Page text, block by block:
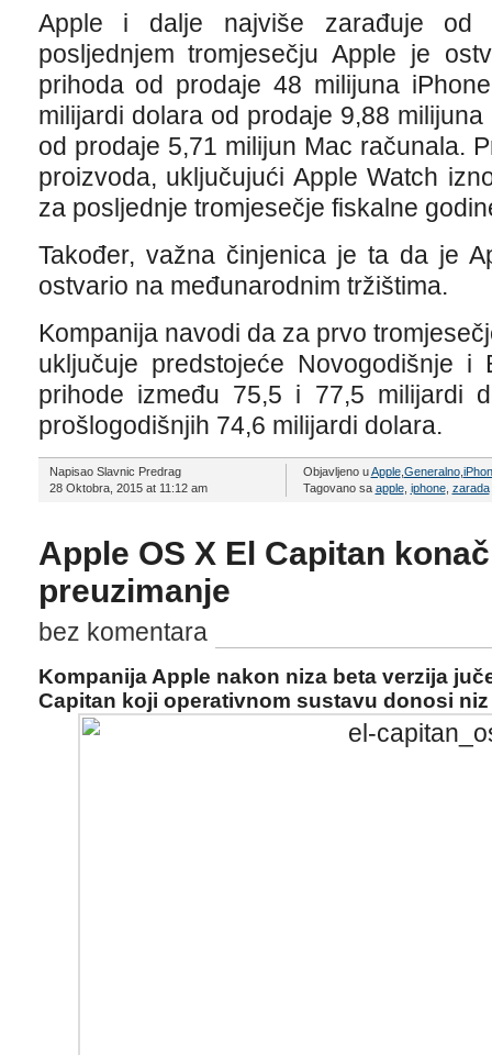
Apple i dalje najviše zarađuje od
posljednjem tromjesečju Apple je
prihoda od prodaje 48 milijuna
milijardi dolara od prodaje 9,88
od prodaje 5,71 milijun Mac računala.
proizvoda, uključujući Apple Watch
za posljednje tromjesečje fiskalne
Također, važna činjenica je ta da je
ostvario na međunarodnim tržištima.
Kompanija navodi da za prvo
uključuje predstojeće Novogodišnje i
prihode između 75,5 i 77,5 milijardi
prošlogodišnjih 74,6 milijardi dolara.
Napisao Slavnic Predrag
28 Oktobra, 2015 at 11:12 am
Objavljeno uApple, Generalno,
Tagovano sa apple, iphone, zarada
Apple OS X El Capitan
preuzimanje
bez komentara
Kompanija Apple nakon niza beta verzija
Capitan koji operativnom sustavu donosi